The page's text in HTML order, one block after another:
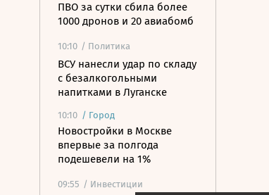
ПВО за сутки сбила более
1000 дронов и 20 авиабомб
10:10 / Политика
ВСУ нанесли удар по складу
с безалкогольными
напитками в Луганске
10:10 / Город
Новостройки в Москве
впервые за полгода
подешевели на 1%
09:55 / Инвестиции